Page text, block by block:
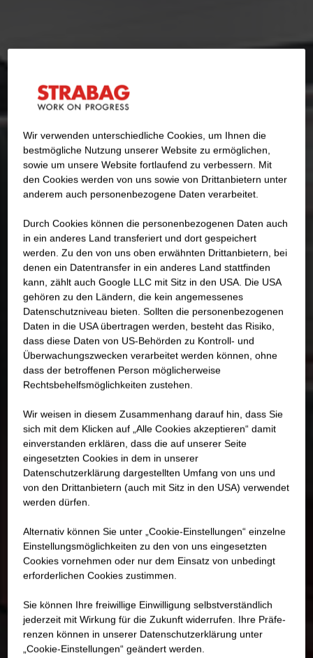
Wir verwenden unterschiedliche Cookies, um Ihnen die
best­mögliche Nutzung unserer Website zu ermöglichen,
sowie um unsere Website fortlaufend zu verbessern. Mit
den Cookies werden von uns sowie von Drittanbietern unter
anderem auch personenbezogene Daten verarbeitet.
Durch Cookies können die personenbezogenen Daten auch
in ein anderes Land transferiert und dort gespeichert
werden. Zu den von uns oben erwähnten Drittanbietern, bei
denen ein Datentransfer in ein anderes Land stattfinden
kann, zählt auch Google LLC mit Sitz in den USA. Die USA
gehören zu den Ländern, die kein angemessenes
Datenschutzniveau bieten. Sollten die personenbezogenen
Daten in die USA übertragen werden, besteht das Risiko,
dass diese Daten von US-Behörden zu Kontroll- und
Überwachungszwecken verarbeitet werden können, ohne
dass der betroffenen Person möglicherweise
Rechtsbehelfsmöglichkeiten zustehen.
Wir weisen in diesem Zusammenhang darauf hin, dass Sie
sich mit dem Klicken auf „Alle Cookies akzeptieren“ damit
ein­ver­standen erklären, dass die auf unserer Seite
eingesetzten Cookies in dem in unserer
Datenschutzerklärung dargestellten Umfang von uns und
von den Drittanbietern (auch mit Sitz in den USA) verwendet
werden dürfen.
Alternativ können Sie unter „Cookie-Einstellungen“ einzelne
Einstellungsmöglichkeiten zu den von uns eingesetzten
Cookies vornehmen oder nur dem Einsatz von unbedingt
erforderlichen Cookies zustimmen.
Sie können Ihre freiwillige Einwilligung selbstverständlich
jederzeit mit Wirkung für die Zukunft widerrufen. Ihre Prä­fe­
renzen können in unserer Datenschutzerklärung unter
„Cookie-Einstellungen“ geändert werden.